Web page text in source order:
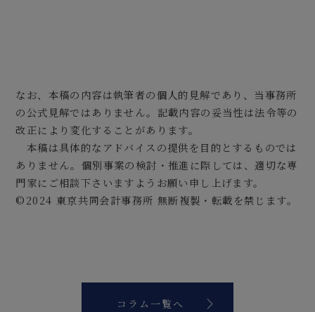
なお、本稿の内容は執筆者の個人的見解であり、当事務所
の公式見解ではありません。記載内容の妥当性は法令等の
改正により変化することがあります。
本稿は具体的なアドバイスの提供を目的とするものでは
ありません。個別事案の検討・推進に際しては、適切な専
門家にご相談下さいますようお願い申し上げます。
©2024 東京共同会計事務所 無断複製・転載を禁じます。
コラム一覧へ